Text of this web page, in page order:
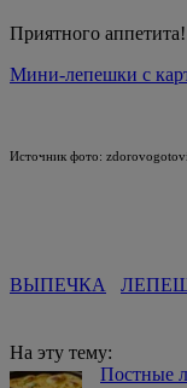
Приятного аппетита!
Мини-лепешки с
Источник фото:
ВЫПЕЧКА
На эту тему:
Постные